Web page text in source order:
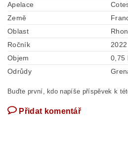
Apelace
Země
Oblast
Ročník
2022
Objem
0,75
Odrůdy
Buďte první, kdo napíše příspěvek k
Přidat komentář